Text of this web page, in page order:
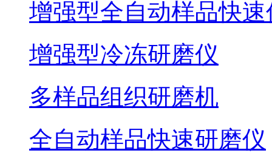
增强型全自动样品快速
增强型冷冻研磨仪
多样品组织研磨机
全自动样品快速研磨仪